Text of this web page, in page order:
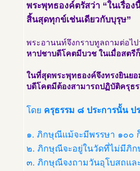
พระพุทธองค์ตรัสว่า “ในเรื่อ
สิ้นสุดทุกข์เช่นเดียวกับบุรุษ”
พระอานนท์จึงกราบทูลถามต่อไ
หาปชาบดีโคตมีบวช ในเมื่อสตรี
ในที่สุดพระพุทธองค์จึงทรงยินย
บดีโคตมีต้องสามารถปฏิบัติครุธ
โดย ครุธรรม ๘ ประการนั้น ป
๑. ภิกษุณีแม้จะมีพรรษา ๑๐๐
๒. ภิกษุณีจะอยู่ในวัดที่ไม่มีภิก
๓. ภิกษุณีจงถามวันอุโบสถแล